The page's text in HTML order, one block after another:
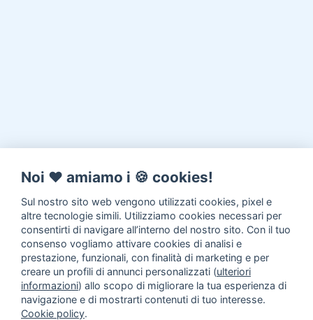
Noi ♥️ amiamo i 🍪 cookies!
Sul nostro sito web vengono utilizzati cookies, pixel e
altre tecnologie simili. Utilizziamo cookies necessari per
consentirti di navigare all’interno del nostro sito. Con il tuo
consenso vogliamo attivare cookies di analisi e
prestazione, funzionali, con finalità di marketing e per
creare un profili di annunci personalizzati (ulteriori
informazioni) allo scopo di migliorare la tua esperienza di
navigazione e di mostrarti contenuti di tuo interesse.
Cookie policy.